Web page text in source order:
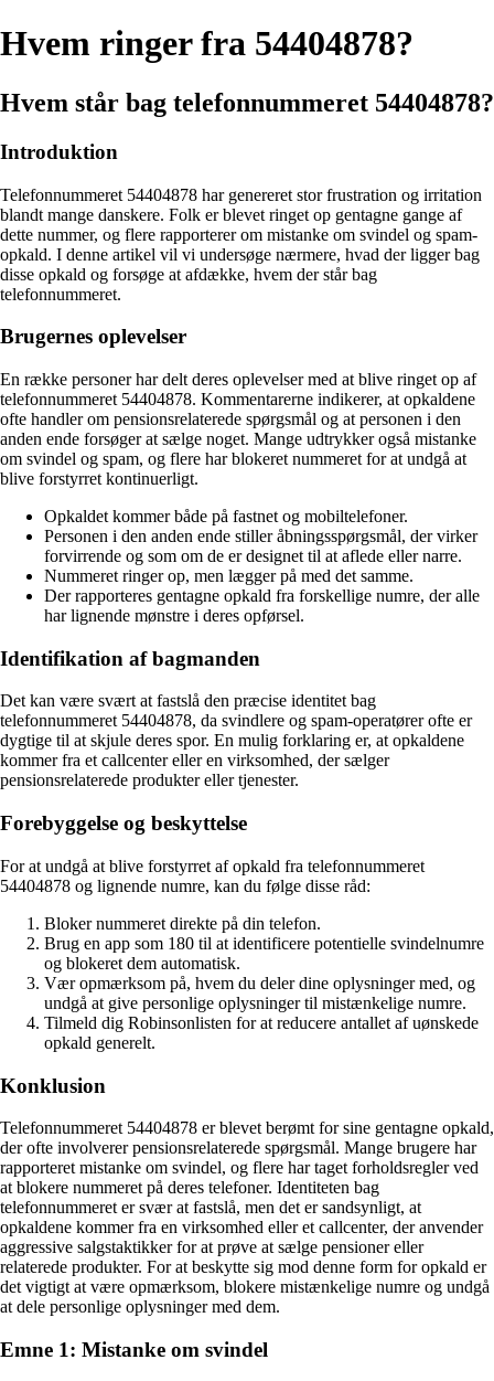
Hvem ringer fra 54404878?
Hvem står bag telefonnummeret 54404878?
Introduktion
Telefonnummeret 54404878 har genereret stor frustration og irritation
blandt mange danskere. Folk er blevet ringet op gentagne gange af
dette nummer, og flere rapporterer om mistanke om svindel og spam-
opkald. I denne artikel vil vi undersøge nærmere, hvad der ligger bag
disse opkald og forsøge at afdække, hvem der står bag
telefonnummeret.
Brugernes oplevelser
En række personer har delt deres oplevelser med at blive ringet op af
telefonnummeret 54404878. Kommentarerne indikerer, at opkaldene
ofte handler om pensionsrelaterede spørgsmål og at personen i den
anden ende forsøger at sælge noget. Mange udtrykker også mistanke
om svindel og spam, og flere har blokeret nummeret for at undgå at
blive forstyrret kontinuerligt.
Opkaldet kommer både på fastnet og mobiltelefoner.
Personen i den anden ende stiller åbningsspørgsmål, der virker
forvirrende og som om de er designet til at aflede eller narre.
Nummeret ringer op, men lægger på med det samme.
Der rapporteres gentagne opkald fra forskellige numre, der alle
har lignende mønstre i deres opførsel.
Identifikation af bagmanden
Det kan være svært at fastslå den præcise identitet bag
telefonnummeret 54404878, da svindlere og spam-operatører ofte er
dygtige til at skjule deres spor. En mulig forklaring er, at opkaldene
kommer fra et callcenter eller en virksomhed, der sælger
pensionsrelaterede produkter eller tjenester.
Forebyggelse og beskyttelse
For at undgå at blive forstyrret af opkald fra telefonnummeret
54404878 og lignende numre, kan du følge disse råd:
Bloker nummeret direkte på din telefon.
Brug en app som 180 til at identificere potentielle svindelnumre
og blokeret dem automatisk.
Vær opmærksom på, hvem du deler dine oplysninger med, og
undgå at give personlige oplysninger til mistænkelige numre.
Tilmeld dig Robinsonlisten for at reducere antallet af uønskede
opkald generelt.
Konklusion
Telefonnummeret 54404878 er blevet berømt for sine gentagne opkald,
der ofte involverer pensionsrelaterede spørgsmål. Mange brugere har
rapporteret mistanke om svindel, og flere har taget forholdsregler ved
at blokere nummeret på deres telefoner. Identiteten bag
telefonnummeret er svær at fastslå, men det er sandsynligt, at
opkaldene kommer fra en virksomhed eller et callcenter, der anvender
aggressive salgstaktikker for at prøve at sælge pensioner eller
relaterede produkter. For at beskytte sig mod denne form for opkald er
det vigtigt at være opmærksom, blokere mistænkelige numre og undgå
at dele personlige oplysninger med dem.
Emne 1: Mistanke om svindel